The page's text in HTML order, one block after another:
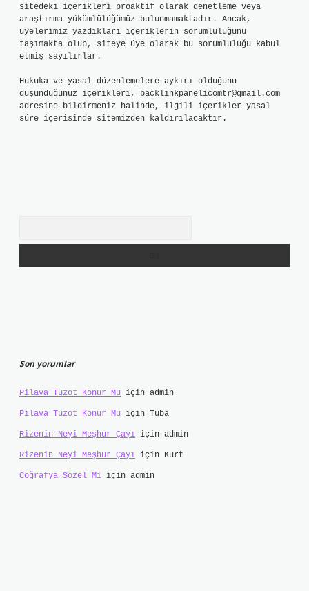
sitedeki içerikleri proaktif olarak denetleme veya
araştırma yükümlülüğümüz bulunmamaktadır. Ancak,
üyelerimiz yazdıkları içeriklerin sorumluluğunu
taşımakta olup, siteye üye olarak bu sorumluluğu kabul
etmiş sayılırlar.
Hukuka ve yasal düzenlemelere aykırı olduğunu
düşündüğünüz içerikleri, backlinkpanelicomtr@gmail.com
adresine bildirmeniz halinde, ilgili içerikler yasal
süre içerisinde sitemizden kaldırılacaktır.
Son yorumlar
Pilava Tuzot Konur Mu için admin
Pilava Tuzot Konur Mu için Tuba
Rizenin Neyi Meşhur Çayı için admin
Rizenin Neyi Meşhur Çayı için Kurt
Coğrafya Sözel Mi için admin